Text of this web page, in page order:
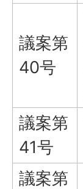
議案第
40号
議案第
41号
議案第